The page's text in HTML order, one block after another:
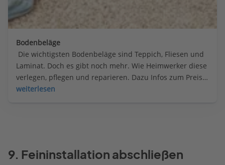
Bodenbeläge
Die wichtigsten Bodenbeläge sind Teppich, Fliesen und
Laminat. Doch es gibt noch mehr. Wie Heimwerker diese
verlegen, pflegen und reparieren. Dazu Infos zum Preis
und zu den wichtigsten Eigenschaften.
weiterlesen
9. Feininstallation abschließen